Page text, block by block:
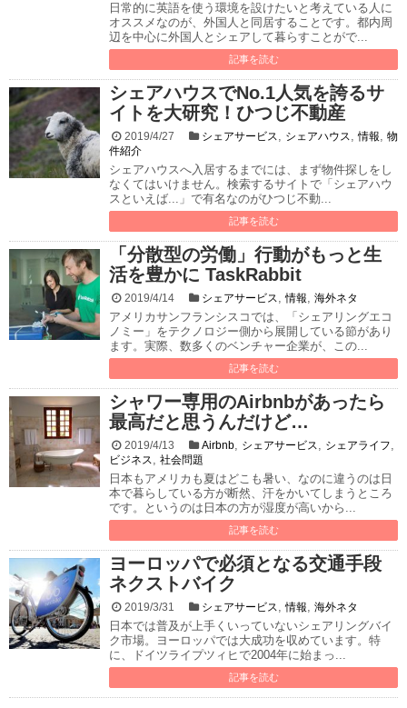
日常的に英語を使う環境を設けたいと考えている人に
オススメなのが、外国人と同居することです。都内周
辺を中心に外国人とシェアして暮らすことがで...
記事を読む
シェアハウスでNo.1人気を誇るサ
イトを大研究！ひつじ不動産
2019/4/27 シェアサービス, シェアハウス,情報, 物
件紹介
シェアハウスへ入居するまでには、まず物件探しをし
なくてはいけません。検索するサイトで「シェアハウ
スといえば...」で有名なのがひつじ不動...
記事を読む
「分散型の労働」行動がもっと生
活を豊かに TaskRabbit
2019/4/14 シェアサービス,情報, 海外ネタ
アメリカサンフランシスコでは、「シェアリングエコ
ノミー」をテクノロジー側から展開している節があり
ます。実際、数多くのベンチャー企業が、この...
記事を読む
シャワー専用のAirbnbがあったら
最高だと思うんだけど…
2019/4/13 Airbnb, シェアサービス, シェアライフ,
ビジネス, 社会問題
日本もアメリカも夏はどこも暑い、なのに違うのは日
本で暮らしている方が断然、汗をかいてしまうところ
です。というのは日本の方が湿度が高いから...
記事を読む
ヨーロッパで必須となる交通手段
ネクストバイク
2019/3/31 シェアサービス,情報, 海外ネタ
日本では普及が上手くいっていないシェアリングバイ
ク市場。ヨーロッパでは大成功を収めています。特
に、ドイツライプツィヒで2004年に始まっ...
記事を読む